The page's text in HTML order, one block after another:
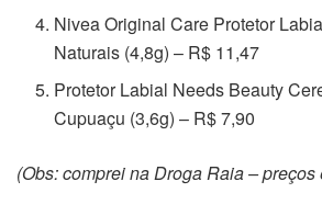
Nivea Original Care Protetor
Naturais (4,8g) – R$ 11,47
Protetor Labial Needs Beauty
Cupuaçu (3,6g) – R$ 7,90
(Obs: comprei na Droga Raia –